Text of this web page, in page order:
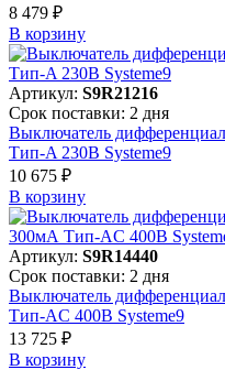
8 479 ₽
В корзинy
Артикул: S9R21216
Срок поставки: 2 дня
Выключатель
Тип-A 230В Systeme9
10 675 ₽
В корзинy
Артикул: S9R14440
Срок поставки: 2 дня
Выключатель
Тип-AC 400В Systeme9
13 725 ₽
В корзинy